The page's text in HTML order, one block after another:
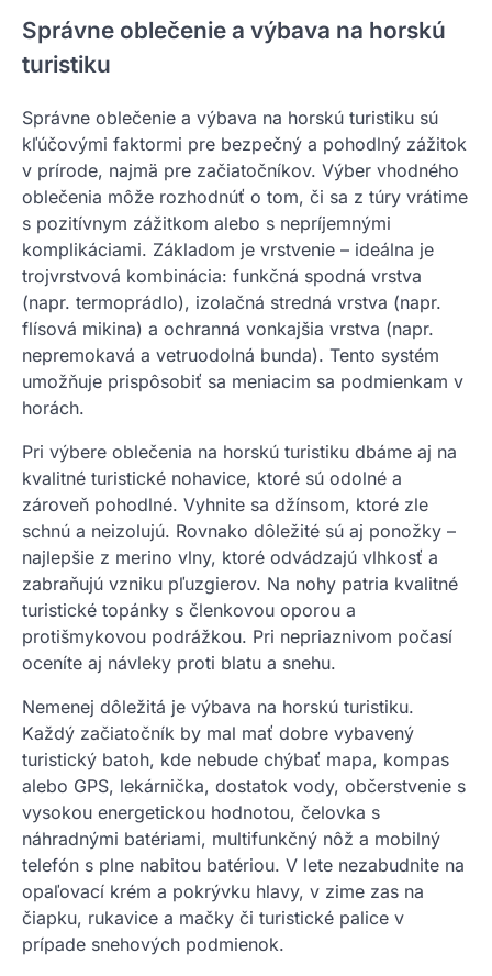
Správne oblečenie a výbava na horskú
turistiku
Správne oblečenie a výbava na horskú turistiku sú
kľúčovými faktormi pre bezpečný a pohodlný zážitok
v prírode, najmä pre začiatočníkov. Výber vhodného
oblečenia môže rozhodnúť o tom, či sa z túry vrátime
s pozitívnym zážitkom alebo s nepríjemnými
komplikáciami. Základom je vrstvenie – ideálna je
trojvrstvová kombinácia: funkčná spodná vrstva
(napr. termoprádlo), izolačná stredná vrstva (napr.
flísová mikina) a ochranná vonkajšia vrstva (napr.
nepremokavá a vetruodolná bunda). Tento systém
umožňuje prispôsobiť sa meniacim sa podmienkam v
horách.
Pri výbere oblečenia na horskú turistiku dbáme aj na
kvalitné turistické nohavice, ktoré sú odolné a
zároveň pohodlné. Vyhnite sa džínsom, ktoré zle
schnú a neizolujú. Rovnako dôležité sú aj ponožky –
najlepšie z merino vlny, ktoré odvádzajú vlhkosť a
zabraňujú vzniku pľuzgierov. Na nohy patria kvalitné
turistické topánky s členkovou oporou a
protišmykovou podrážkou. Pri nepriaznivom počasí
oceníte aj návleky proti blatu a snehu.
Nemenej dôležitá je výbava na horskú turistiku.
Každý začiatočník by mal mať dobre vybavený
turistický batoh, kde nebude chýbať mapa, kompas
alebo GPS, lekárnička, dostatok vody, občerstvenie s
vysokou energetickou hodnotou, čelovka s
náhradnými batériami, multifunkčný nôž a mobilný
telefón s plne nabitou batériou. V lete nezabudnite na
opaľovací krém a pokrývku hlavy, v zime zas na
čiapku, rukavice a mačky či turistické palice v
prípade snehových podmienok.